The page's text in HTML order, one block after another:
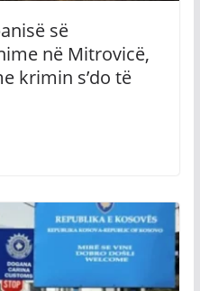
së
në Mitrovicë,
krimin s’do të